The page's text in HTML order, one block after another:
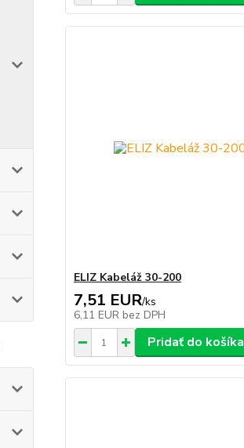
ELIZ Kabeláž 30-200
7,51 EUR/ks
6,11 EUR bez DPH
Pridať do košíka